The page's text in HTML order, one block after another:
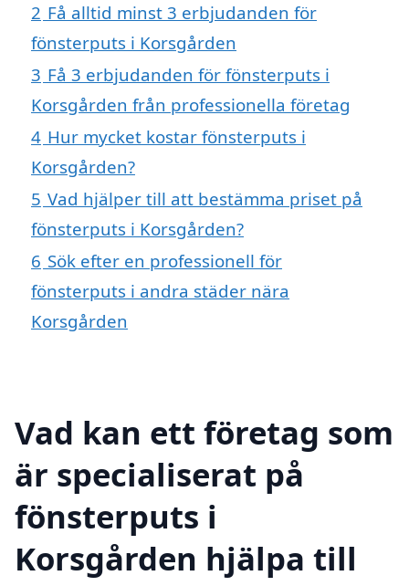
2 Få alltid minst 3 erbjudanden för
fönsterputs i Korsgården
3 Få 3 erbjudanden för fönsterputs i
Korsgården från professionella företag
4 Hur mycket kostar fönsterputs i
Korsgården?
5 Vad hjälper till att bestämma priset på
fönsterputs i Korsgården?
6 Sök efter en professionell för
fönsterputs i andra städer nära
Korsgården
Vad kan ett företag som
är specialiserat på
fönsterputs i
Korsgården hjälpa till